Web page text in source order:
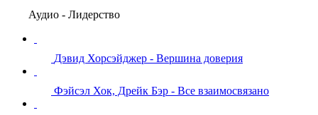
Аудио - Лидерство
Дэвид Хорсэйджер - Вершина доверия
Фэйсэл Хок, Дрейк Бэр - Все взаимосвязано